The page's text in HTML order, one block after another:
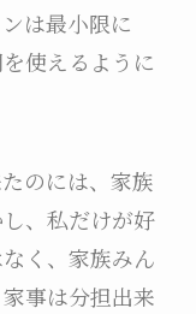
は最小限に
使えるように
のには、家族
、私だけが好
く、家族みん
事は分担出来